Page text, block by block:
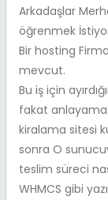
Arkadaşlar
öğrenmek
Bir hosting
mevcut.
Bu iş için
fakat
kiralama sitesi
sonra O
teslim süreci
WHMCS gibi